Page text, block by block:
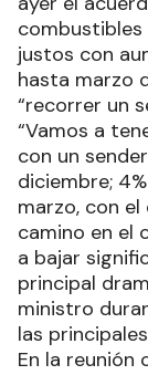
justos con
hasta marzo
“recorrer un
“Vamos a
con un
diciembre;
marzo, con
camino en el
a bajar
principal
ministro
las
En la reunión